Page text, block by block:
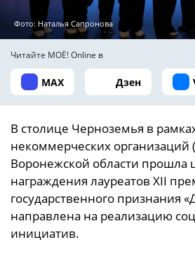
Фото: Наталья Сапронова
Читайте МОЁ! Online в
MAX Дзен
В столице Черноземья в
некоммерческих организаций
Воронежской области прошла
награждения лауреатов XII
государственного признания
направлена на реализацию
инициатив.